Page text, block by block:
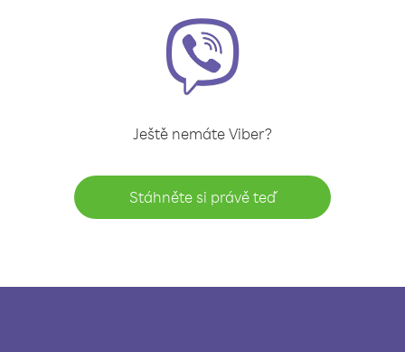
Ještě nemáte Viber?
Stáhněte si právě teď